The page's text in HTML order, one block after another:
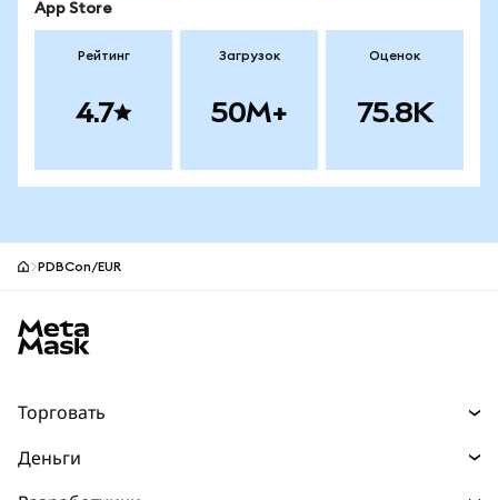
App Store
Рейтинг
4.7
Загрузок
50M+
Оценок
75.8K
PDBCon/EUR
Торговать
Деньги